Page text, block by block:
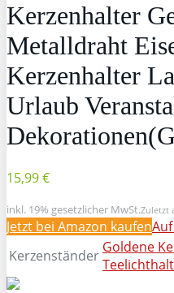
Kerzenhalter
Metalldraht
Kerzenhalter
Urlaub
15,99 €
inkl. 19% gesetzlicher MwSt.Zuletzt
Jetzt bei Amazon kaufen
Kerzenständer Goldene